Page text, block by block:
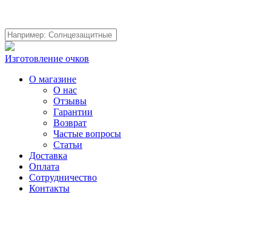
Изготовление очков
О магазине
О нас
Отзывы
Гарантии
Возврат
Частые вопросы
Статьи
Доставка
Оплата
Сотрудничество
Контакты